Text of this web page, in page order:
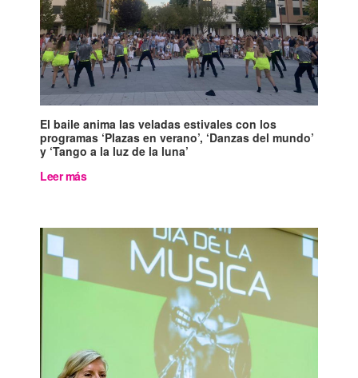
El baile anima las veladas estivales con los
programas ‘Plazas en verano’, ‘Danzas del mundo’
y ‘Tango a la luz de la luna’
Leer más